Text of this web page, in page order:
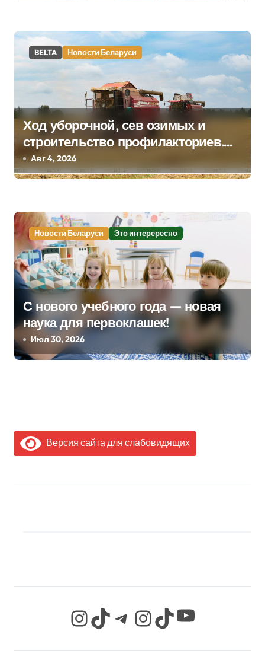
а
п
и
с
я
м
BELTA Новости Беларуси
Ход уборочной, сев озимых и
строительство профилакториев.
Лукашенко заслушал доклад главы
Минсельхозпрода
Авг 4, 2026
Новости Беларуси Это интерересно
С нового учебного года — новая
наука для первоклашек!
Июл 30, 2026
Версия сайта для слабовидящих
InstagramTikTok Telegram InstagramTikTok YouTube